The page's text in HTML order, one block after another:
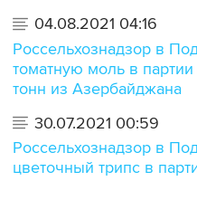
04.08.2021 04:16
Россельхознадзор в
томатную моль в
тонн из Азербайджана
30.07.2021 00:59
Россельхознадзор в
цветочный трипс в